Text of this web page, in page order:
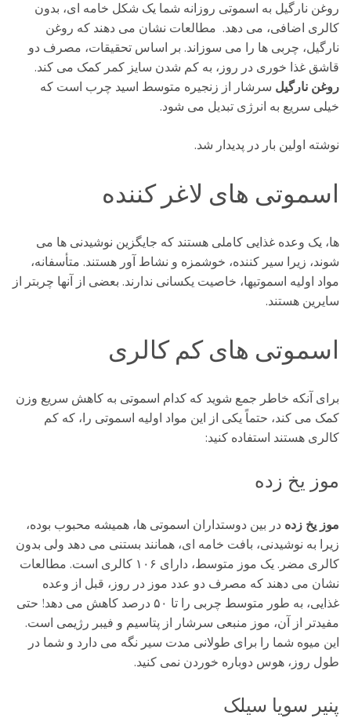
روغن نارگیل به اسموتی روزانه شما یک شکل خامه ای، بدون
کالری اضافی، می دهد. مطالعات نشان می دهند که روغن
نارگیل، چربی ها را می سوزاند. بر اساس تحقیقات، مصرف دو
قاشق غذا خوری در روز، به کم شدن سایز کمر کمک می کند.
روغن نارگیل سرشار از زنجیره متوسط اسید چرب است که
خیلی سریع به انرژی تبدیل می شود.
نوشته اولین بار در پدیدار شد.
اسموتی های لاغر کننده
ها، یک وعده غذایی کاملی هستند که جایگزین نوشیدنی ها می
شوند، زیرا سیر کننده، خوشمزه و نشاط آور هستند. متأسفانه،
مواد اولیه اسموتیها، خاصیت یکسانی ندارند. بعضی از آنها چربتر از
سایرین هستند.
اسموتی های کم کالری
برای آنکه خاطر جمع شوید که کدام اسموتی به کاهش سریع وزن
کمک می کند، حتماً یکی از این مواد اولیه اسموتی را، که کم
کالری هستند استفاده کنید:
موز یخ زده
موز یخ زده در بین دوستداران اسموتی ها، همیشه محبوب بوده،
زیرا به نوشیدنی، بافت خامه ای، همانند بستنی می دهد ولی بدون
کالری مضر. یک موز متوسط، دارای ۱۰۶ کالری است. مطالعات
نشان می دهند که مصرف دو عدد موز در روز، قبل از وعده
غذایی، به طور متوسط چربی را تا ۵۰ درصد کاهش می دهد! حتی
مفیدتر از آن، موز منبعی سرشار از پتاسیم و فیبر رژیمی است.
این میوه شما را برای طولانی مدت سیر نگه می دارد و شما در
طول روز، هوس دوباره خوردن نمی کنید.
پنیر سویا سیلک